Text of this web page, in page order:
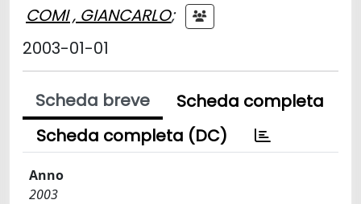
COMI , GIANCARLO;
2003-01-01
Scheda breve
Scheda completa
Scheda completa (DC)
Anno
2003